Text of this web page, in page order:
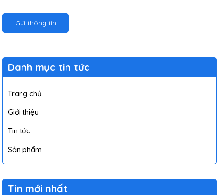
Gửi thông tin
Danh mục tin tức
Trang chủ
Giới thiệu
Tin tức
Sản phẩm
Tin mới nhất